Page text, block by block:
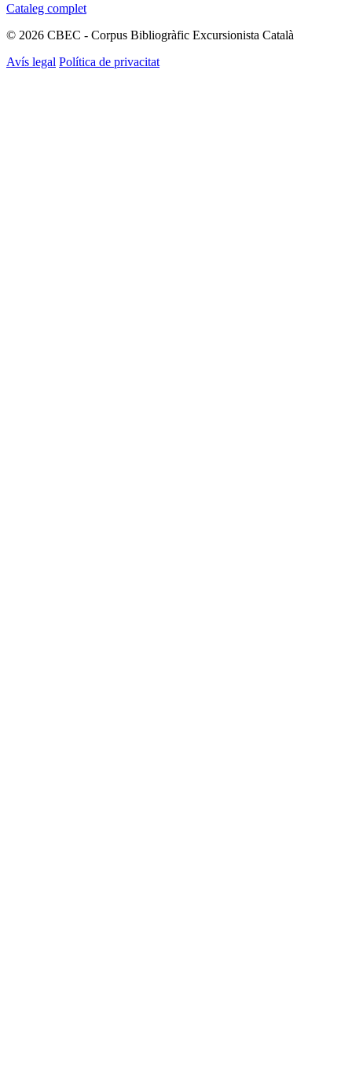
Cataleg complet
© 2026 CBEC - Corpus Bibliogràfic Excursionista Català
Avís legal Política de privacitat